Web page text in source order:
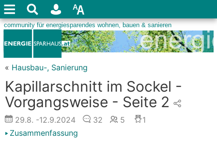
« Hausbau-, Sanierung
Kapillarschnitt im Sockel -
Vorgangsweise - Seite 2
29.8. -12.9.2024 32 5
1
Zusammenfassung